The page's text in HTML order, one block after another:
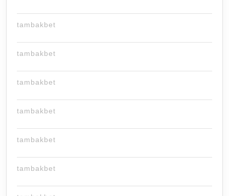
tambakbet
tambakbet
tambakbet
tambakbet
tambakbet
tambakbet